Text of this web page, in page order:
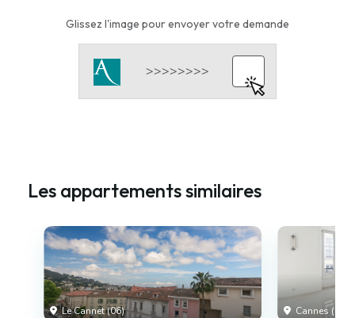
Glissez l'image pour envoyer votre demande
Les appartements similaires
Le Cannet (06) Cannes (06)